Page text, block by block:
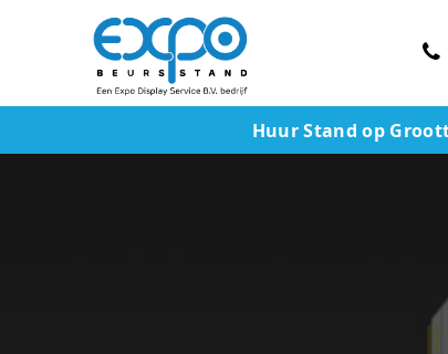
Huur Stand op